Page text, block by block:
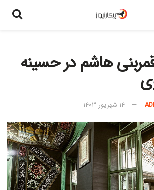
هاشم در حسینه
14 شهریور 1403